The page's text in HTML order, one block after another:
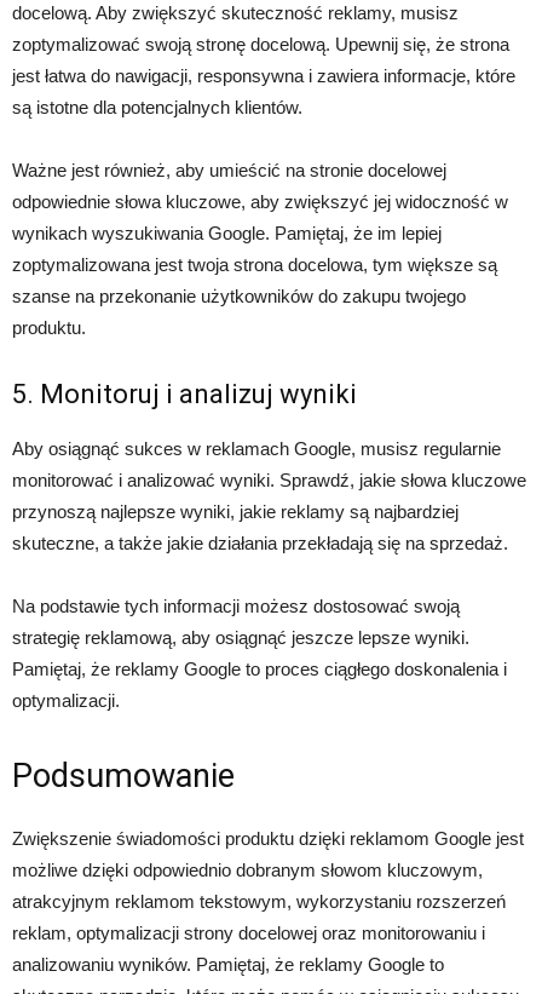
docelową. Aby zwiększyć skuteczność reklamy, musisz
zoptymalizować swoją stronę docelową. Upewnij się, że strona
jest łatwa do nawigacji, responsywna i zawiera informacje, które
są istotne dla potencjalnych klientów.
Ważne jest również, aby umieścić na stronie docelowej
odpowiednie słowa kluczowe, aby zwiększyć jej widoczność w
wynikach wyszukiwania Google. Pamiętaj, że im lepiej
zoptymalizowana jest twoja strona docelowa, tym większe są
szanse na przekonanie użytkowników do zakupu twojego
produktu.
5. Monitoruj i analizuj wyniki
Aby osiągnąć sukces w reklamach Google, musisz regularnie
monitorować i analizować wyniki. Sprawdź, jakie słowa kluczowe
przynoszą najlepsze wyniki, jakie reklamy są najbardziej
skuteczne, a także jakie działania przekładają się na sprzedaż.
Na podstawie tych informacji możesz dostosować swoją
strategię reklamową, aby osiągnąć jeszcze lepsze wyniki.
Pamiętaj, że reklamy Google to proces ciągłego doskonalenia i
optymalizacji.
Podsumowanie
Zwiększenie świadomości produktu dzięki reklamom Google jest
możliwe dzięki odpowiednio dobranym słowom kluczowym,
atrakcyjnym reklamom tekstowym, wykorzystaniu rozszerzeń
reklam, optymalizacji strony docelowej oraz monitorowaniu i
analizowaniu wyników. Pamiętaj, że reklamy Google to